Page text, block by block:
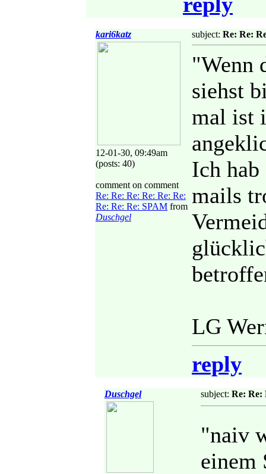
kari6katz
12-01-30, 09:49am
(posts: 40)
comment on comment
Re: Re: Re: Re: Re: Re:
Re: Re: Re: SPAM from
Duschgel
subject: Re: Re:
"Wenn
siehst
mal ist
Ich
mails
LG
reply
Duschgel subject: Re: Re:
"naiv
einem